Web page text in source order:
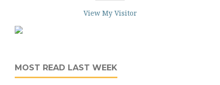
View My Visitor
MOST READ LAST WEEK